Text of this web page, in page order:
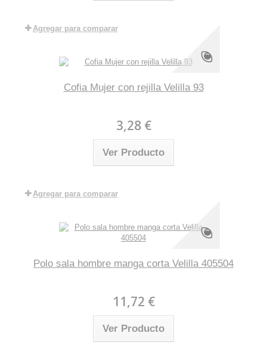
Agregar para comparar
Cofia Mujer con rejilla Velilla 93
3,28 €
Ver Producto
Agregar para comparar
Polo sala hombre manga corta Velilla 405504
11,72 €
Ver Producto